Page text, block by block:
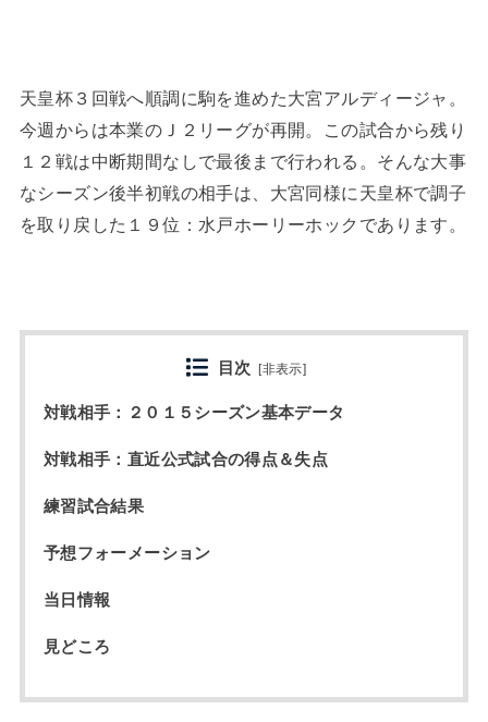
天皇杯３回戦へ順調に駒を進めた大宮アルディージャ。
今週からは本業のＪ２リーグが再開。この試合から残り
１２戦は中断期間なしで最後まで行われる。そんな大事
なシーズン後半初戦の相手は、大宮同様に天皇杯で調子
を取り戻した１９位：水戸ホーリーホックであります。
目次 [非表示]
対戦相手：２０１５シーズン基本データ
対戦相手：直近公式試合の得点＆失点
練習試合結果
予想フォーメーション
当日情報
見どころ